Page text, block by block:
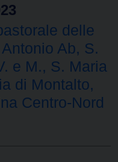
delle
Ab, S.
e M., S. Maria
di Montalto,
Centro-Nord